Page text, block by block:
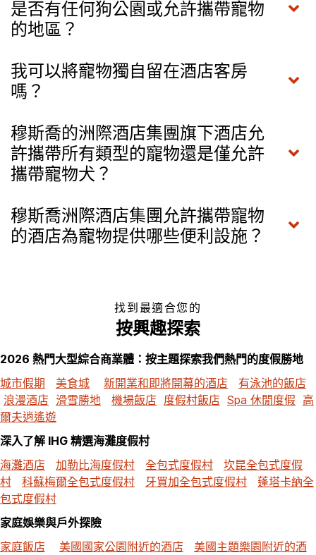
是否有任何狗公園或允許攜帶寵物
的地區？
我可以將寵物獨自留在酒店客房
嗎？
穆斯喬的洲際酒店集團旗下酒店允
許攜帶所有類型的寵物還是僅允許
攜帶寵物犬？
穆斯喬洲際酒店集團允許攜帶寵物
的酒店為寵物提供哪些便利設施？
找到最適合您的
按興趣探索
2026 熱門大型綜合商業體：按主題探索我們熱門的度假勝地
城市假期
美食城 新開業和即將開幕的酒店
有泳池的飯店
浪漫酒店 滑雪勝地 機場飯店 度假村飯店 Spa 休閒度假 高
爾夫逍遙遊
深入了解 IHG 精選海灘度假村
海灘酒店
加勒比海度假村 全包式度假村
坎昆全包式度假
村
科蘇梅爾全包式度假村 牙買加全包式度假村
蓬塔卡納全
包式度假村
家庭娛樂與戶外探險
家庭飯店
美國國家公園附近的酒店
美國主題樂園附近的酒